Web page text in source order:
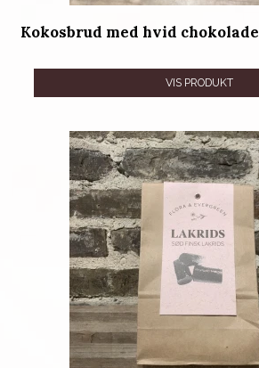
Kokosbrud med hvid chokolade
VIS PRODUKT